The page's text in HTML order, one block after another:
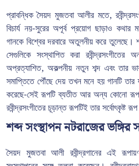
প্রাবন্ধিক সৈয়দ মুজতবা আলীর মতে,
বিচার্য নয়-সুরের অপূর্ব প্রয়োগ ছাড়াও কথার
গানকে বিশ্বের দরবারে অতুলনীয় করে তুলেছে।
সেগুলিকে সংস্থাপিত করা রবীন্দ্রসংগীতের
অপ্রত্যাশিত, অকল্পনীয় নতুন শব্দ এবং তার
সমাপ্তিতে পৌঁছে দেয় তখন মনে হয় গানটি তার
করেছে-সেই রূপটি ব্যতীত আর অন্য কোনো রূপ
রবীন্দ্রসংগীতের চূড়ান্ত রূপটিই তার সর্বোৎকৃষ্ট
শব্দ সংস্থাপন নটরাজের ভঙ্গির
সৈয়দ মুজতবা আলী রবীন্দ্রগানের এই